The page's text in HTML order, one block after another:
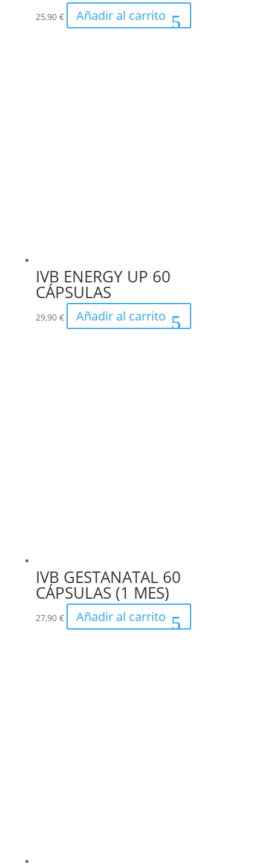
25,90 € Añadir al carrito
IVB ENERGY UP 60
CÁPSULAS
29,90 € Añadir al carrito
IVB GESTANATAL 60
CÁPSULAS (1 MES)
27,90 € Añadir al carrito